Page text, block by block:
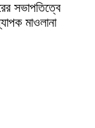
সভাপতিত্বে
মাওলানা